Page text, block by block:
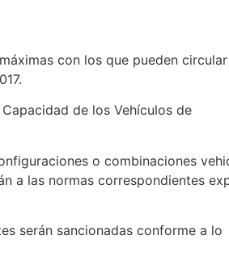
con los que pueden
de los Vehículos de
o combinaciones
a las normas correspondientes
serán sancionadas conforme a lo